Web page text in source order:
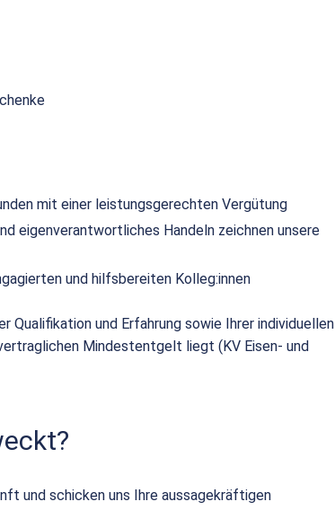
mit einer leistungsgerechten Vergütung
eigenverantwortliches Handeln zeichnen unsere
und hilfsbereiten Kolleg:innen
und Erfahrung sowie Ihrer individuellen
Mindestentgelt liegt (KV Eisen- und
und schicken uns Ihre aussagekräftigen